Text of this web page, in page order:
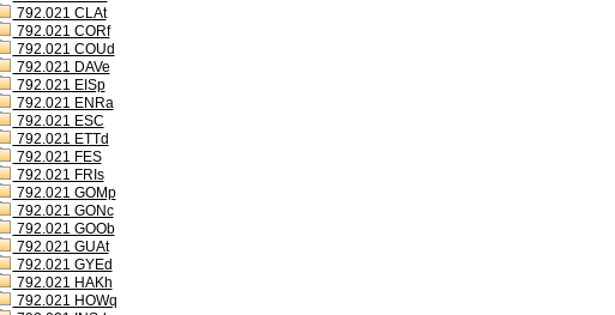
792.021 CLAt
792.021 CORf
792.021 COUd
792.021 DAVe
792.021 EISp
792.021 ENRa
792.021 ESC
792.021 ETTd
792.021 FES
792.021 FRIs
792.021 GOMp
792.021 GONc
792.021 GOOb
792.021 GUAt
792.021 GYEd
792.021 HAKh
792.021 HOWq